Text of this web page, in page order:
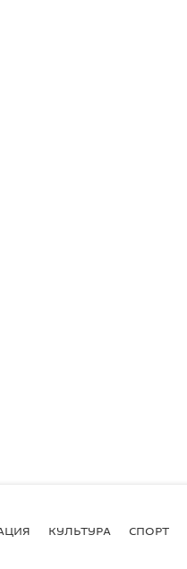
КУЛЬТУРА СПОРТ